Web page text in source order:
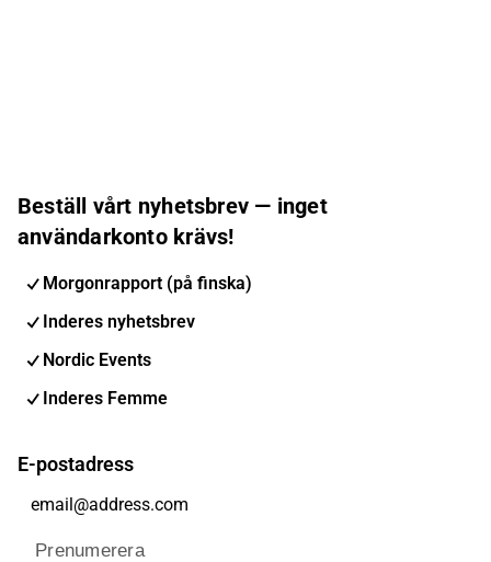
Beställ vårt nyhetsbrev — inget
användarkonto krävs!
Morgonrapport (på finska)
Inderes nyhetsbrev
Nordic Events
Inderes Femme
E-postadress
Prenumerera